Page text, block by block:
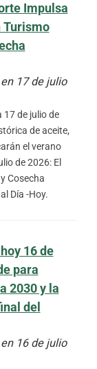
Impulsa
Turismo
17 de julio
17 de julio de
de aceite,
el verano
de 2026: El
Cosecha
Día -Hoy.
16 de
para
2030 y la
del
16 de julio